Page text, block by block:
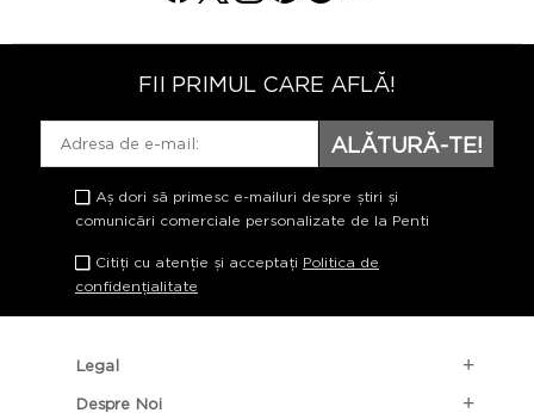
FII PRIMUL CARE AFLĂ!
ALĂTURĂ-TE!
Aș dori să primesc e-mailuri despre știri și
comunicări comerciale personalizate de la Penti
Citiți cu atenție și acceptați Politica de
confidențialitate
Legal
Despre Noi